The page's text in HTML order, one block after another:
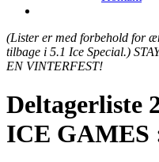
(Lister er med forbehold for
tilbage i 5.1 Ice Special.)
EN VINTERFEST!
Deltagerliste
ICE GAMES